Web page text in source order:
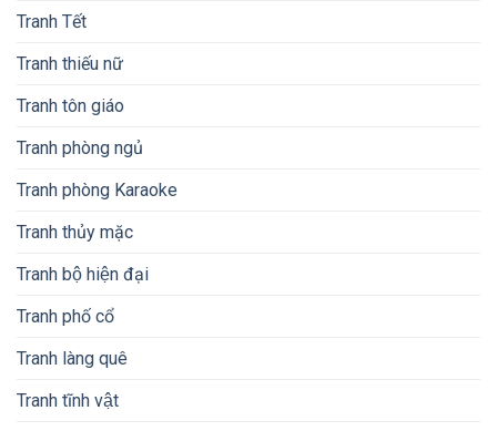
Tranh Tết
Tranh thiếu nữ
Tranh tôn giáo
Tranh phòng ngủ
Tranh phòng Karaoke
Tranh thủy mặc
Tranh bộ hiện đại
Tranh phố cổ
Tranh làng quê
Tranh tĩnh vật